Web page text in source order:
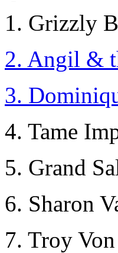
1. Grizzly
2. Angil &
3.
4. Tame
5. Grand
6. Sharon
7. Troy